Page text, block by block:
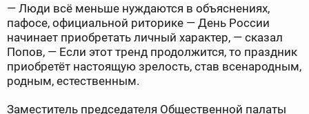
— Люди всё меньше нуждаются в объяснениях,
пафосе, официальной риторике — День России
начинает приобретать личный характер, — сказал
Попов, — Если этот тренд продолжится, то праздник
приобретёт настоящую зрелость, став всенародным,
родным, естественным.
Заместитель председателя Общественной палаты